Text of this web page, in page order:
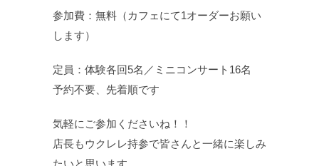
参加費：無料（カフェにて1オーダーお願い
します）
定員：体験各回5名／ミニコンサート16名
予約不要、先着順です
気軽にご参加くださいね！！
店長もウクレレ持参で皆さんと一緒に楽しみ
たいと思います。